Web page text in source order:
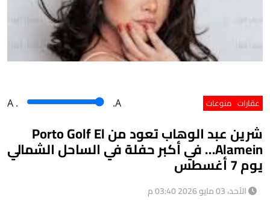
عقارات منوعات A . .A
شرين عبد الوهاب تعود من Porto Golf El
Alamein… في أكبر حفلة في الساحل الشمالي
يوم 7 أغسطس
الأحد، 03 مايو 2026 03:40 م